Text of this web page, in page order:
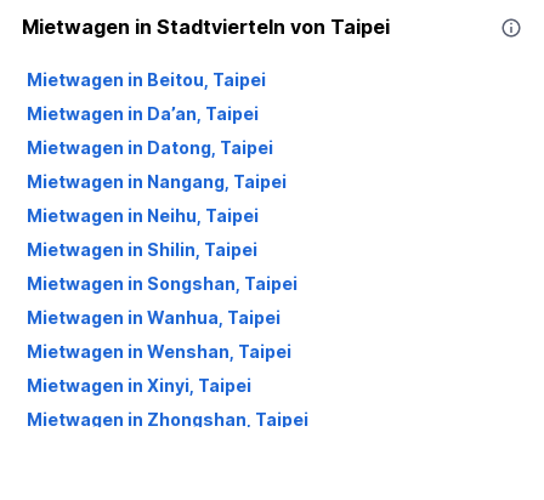
Mietwagen in Stadtvierteln von Taipei
Mietwagen in Beitou, Taipei
Mietwagen in Da’an, Taipei
Mietwagen in Datong, Taipei
Mietwagen in Nangang, Taipei
Mietwagen in Neihu, Taipei
Mietwagen in Shilin, Taipei
Mietwagen in Songshan, Taipei
Mietwagen in Wanhua, Taipei
Mietwagen in Wenshan, Taipei
Mietwagen in Xinyi, Taipei
Mietwagen in Zhongshan, Taipei